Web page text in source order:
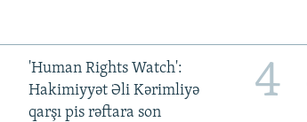
'Human Rights Watch':
Hakimiyyət Əli Kərimliyə
qarşı pis rəftara son
4